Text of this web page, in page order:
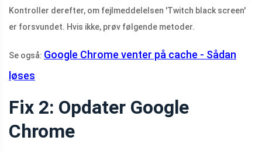
Kontroller derefter, om fejlmeddelelsen 'Twitch black screen'
er forsvundet. Hvis ikke, prøv følgende metoder.
Se også: Google Chrome venter på cache - Sådan
løses
Fix 2: Opdater Google
Chrome